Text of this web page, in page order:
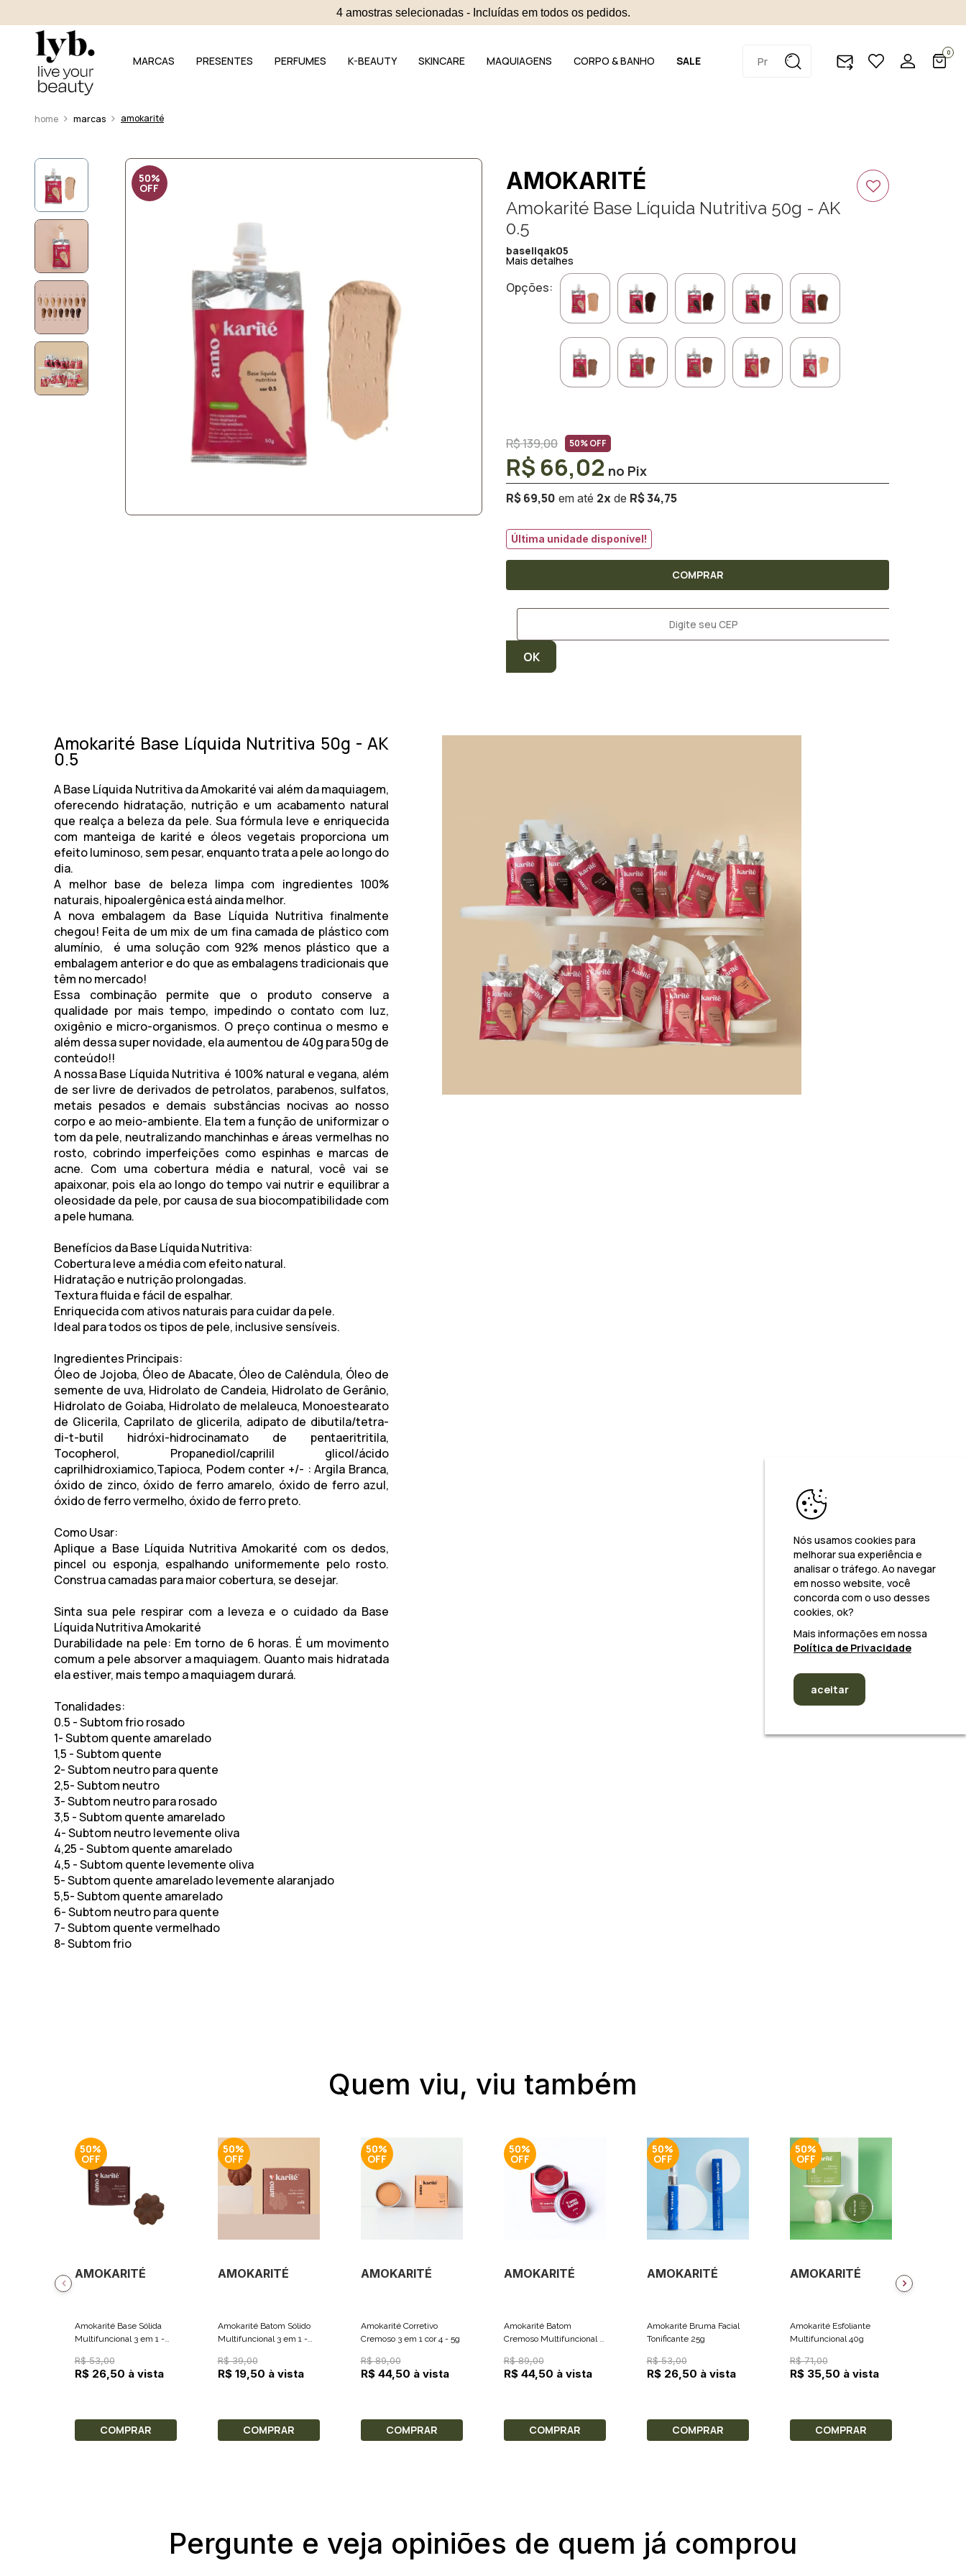
4 amostras selecionadas - Incluídas em todos os pedidos.
MARCAS PRESENTES PERFUMES K-BEAUTY SKINCARE MAQUIAGENS CORPO & BANHO SALE
0
marcas amokarité
50%
OFF AMOKARITÉ
Amokarité Base Líquida Nutritiva 50g - AK
0.5
baseliqak05
Mais detalhes
Opções:
R$ 139,00 50% OFF
R$ 69,50 2x R$ 34,75
R$ 66,02
Última unidade disponível!
COMPRAR
Amokarité Base Líquida Nutritiva 50g - AK
0.5
ABase Líquida Nutritiva da Amokaritévai além da maquiagem,
oferecendo hidratação, nutrição e um acabamento natural
que realça a beleza da pele. Sua fórmula leve e enriquecida
com manteiga de karité e óleos vegetais proporciona um
efeito luminoso, sem pesar, enquanto trata a pele ao longo do
dia.
A melhor base de beleza limpa com ingredientes 100%
naturais, hipoalergênica está ainda melhor.
A nova embalagem da Base Líquida Nutritiva finalmente
chegou! Feita de um mix de um fina camada de plástico com
alumínio, é uma solução com 92% menos plástico que a
embalagem anterior e do que as embalagens tradicionais que
têm no mercado!
Essa combinação permite que o produto conserve a
qualidade por mais tempo, impedindo o contato com luz,
oxigênio e micro-organismos. O preço continua o mesmo e
além dessa super novidade, ela aumentou de 40g para 50g de
conteúdo!!
A nossa Base Líquida Nutritiva é 100% natural e vegana, além
de ser livre de derivados de petrolatos, parabenos, sulfatos,
metais pesados e demais substâncias nocivas ao nosso
corpo e ao meio-ambiente. Ela tem a função de uniformizar o
tom da pele, neutralizando manchinhas e áreas vermelhas no
rosto, cobrindo imperfeições como espinhas e marcas de
acne. Com uma cobertura média e natural, você vai se
apaixonar, pois ela ao longo do tempo vai nutrir e equilibrar a
oleosidade da pele, por causa de sua biocompatibilidade com
a pele humana.
Benefícios da Base Líquida Nutritiva:
Cobertura leve a média com efeito natural.
Hidratação e nutrição prolongadas.
Textura fluida e fácil de espalhar.
Enriquecida com ativos naturais para cuidar da pele.
Ideal para todos os tipos de pele, inclusive sensíveis.
Ingredientes Principais:
Óleo de Jojoba, Óleo de Abacate, Óleo de Calêndula, Óleo de
semente de uva, Hidrolato de Candeia, Hidrolato de Gerânio,
Hidrolato de Goiaba, Hidrolato de melaleuca, Monoestearato
de Glicerila, Caprilato de glicerila, adipato de dibutila/tetra-
di-t-butil hidróxi-hidrocinamato de pentaeritritila,
Tocopherol, Propanediol/caprilil glicol/ácido
caprilhidroxiamico,Tapioca, Podem conter +/- : Argila Branca,
óxido de zinco, óxido de ferro amarelo, óxido de ferro azul,
óxido de ferro vermelho, óxido de ferro preto.
Como Usar:
Aplique a Base Líquida Nutritiva Amokarité com os dedos,
pincel ou esponja, espalhando uniformemente pelo rosto.
Construa camadas para maior cobertura, se desejar.
Sinta sua pele respirar com a leveza e o cuidado da Base
Líquida Nutritiva Amokarité
Durabilidade na pele: Em torno de 6 horas. É um movimento
comum a pele absorver a maquiagem. Quanto mais hidratada
ela estiver, mais tempo a maquiagem durará.
Tonalidades:
0.5 - Subtom frio rosado
1- Subtom quente amarelado
1,5 - Subtom quente
2- Subtom neutro para quente
2,5- Subtom neutro
3- Subtom neutro para rosado
3,5 - Subtom quente amarelado
4- Subtom neutro levemente oliva
4,25 - Subtom quente amarelado
4,5 - Subtom quente levemente oliva
5- Subtom quente amarelado levemente alaranjado
5,5- Subtom quente amarelado
6- Subtom neutro para quente
7- Subtom quente vermelhado
8- Subtom frio
Quem viu, viu também
50%
AMOKARITÉ
Amokarité Base Sólida
Multifuncional 3 em 1 -
R$ 53,00
R$ 26,50 à vista
COMPRAR
50%
AMOKARITÉ
Amokarité Batom Sólido
Multifuncional 3 em 1 -
R$ 39,00
R$ 19,50 à vista
COMPRAR
50%
AMOKARITÉ
Amokarité Corretivo
Cremoso 3 em 1 cor 4 - 5g
R$ 89,00
R$ 44,50 à vista
COMPRAR
50%
AMOKARITÉ
Amokarité Batom
Cremoso Multifuncional 3
R$ 89,00
R$ 44,50 à vista
COMPRAR
50%
AMOKARITÉ
Amokarité Bruma Facial
Tonificante 25g
R$ 53,00
R$ 26,50 à vista
COMPRAR
50%
AMOKARITÉ
Amokarité Esfoliante
Multifuncional 40g
R$ 71,00
R$ 35,50 à vista
COMPRAR
Pergunte e veja opiniões de quem já comprou
Nós usamos cookies para
melhorar sua experiência e
analisar o tráfego. Ao navegar
em nosso website, você
concorda com o uso desses
cookies, ok?
Mais informações em nossa
Política de Privacidade
aceitar